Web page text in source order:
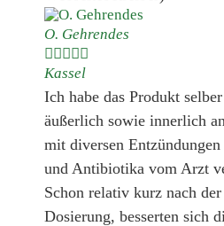
O. Gehrendes

Kassel
Ich habe das Produkt
äußerlich sowie innerlich
mit diversen
und Antibiotika vom Arzt
Schon relativ kurz nach
Dosierung, besserten sich